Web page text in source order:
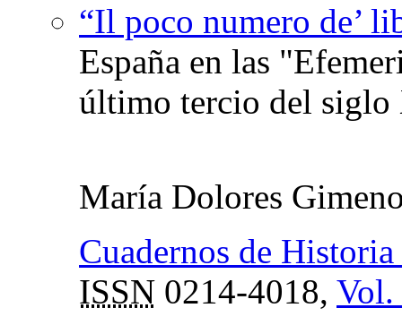
“Il poco numero de’
España en las
último tercio del
María Dolores
Cuadernos de
ISSN 0214-4018, Vol.